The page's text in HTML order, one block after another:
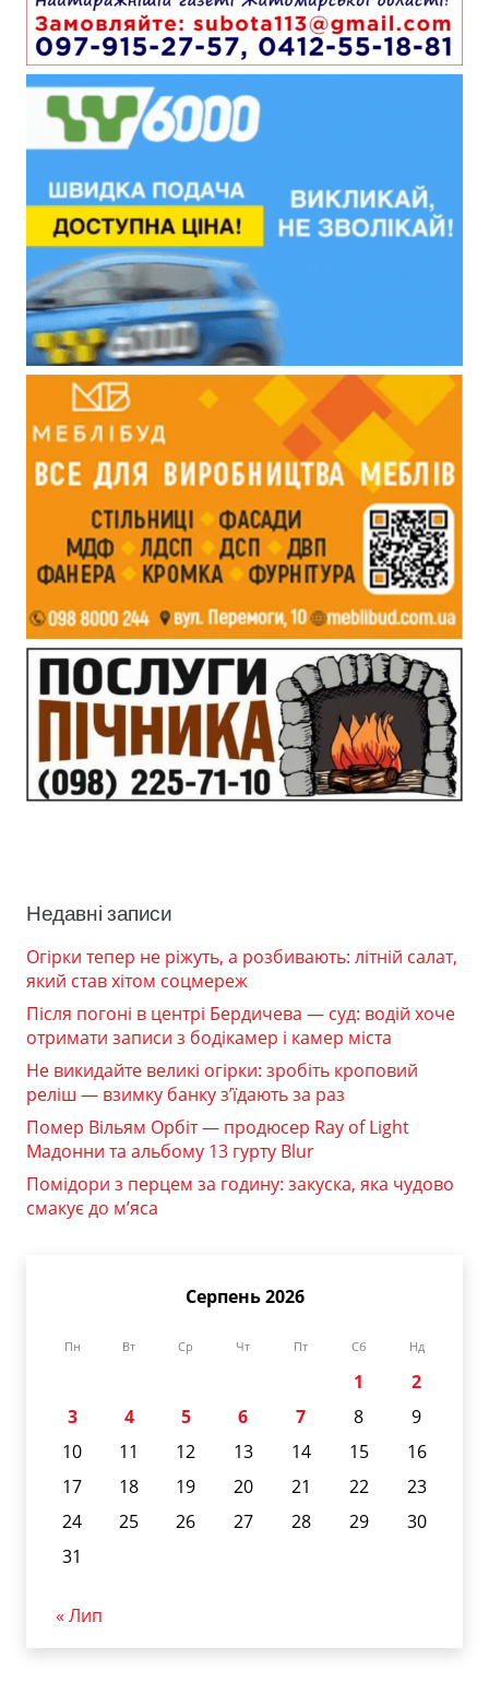
Недавні записи
Огірки тепер не ріжуть, а розбивають: літній салат,
який став хітом соцмереж
Після погоні в центрі Бердичева — суд: водій хоче
отримати записи з бодікамер і камер міста
Не викидайте великі огірки: зробіть кроповий
реліш — взимку банку з’їдають за раз
Помер Вільям Орбіт — продюсер Ray of Light
Мадонни та альбому 13 гурту Blur
Помідори з перцем за годину: закуска, яка чудово
смакує до м’яса
Серпень 2026
Пн Вт Ср Чт Пт Сб Нд
1
2
3
4 5 6 7 8
9
10
11 12 13 14 15
16
17
18 19 20 21 22
23
24
25 26 27 28 29
30
31
« Лип